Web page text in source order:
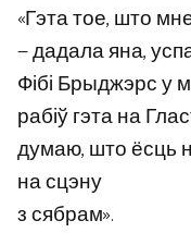
«Гэта тое, што
— дадала яна,
Фібі Брыджэрс у
рабіў гэта на
думаю, што ёсць
на сцэну
з сябрам».